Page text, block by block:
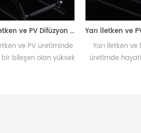
Yarı İletken ve PV Difüzyon Fırınları için Yüksek Saflıkta Kuvars Gofret Teknesi
yüksek
Yarı İletken ve PV Hücre Üretimi için Kuvars Gofret Tekne Taşıyıcı
Yarı iletken ve fotovoltaik
üretimde hayati bir bileşen